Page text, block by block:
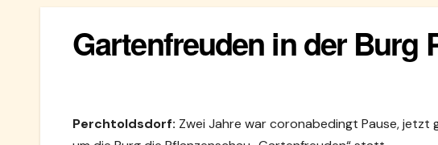
Gartenfreuden in der Burg
Perchtoldsdorf: Zwei Jahre war coronabedingt Pause, jetzt